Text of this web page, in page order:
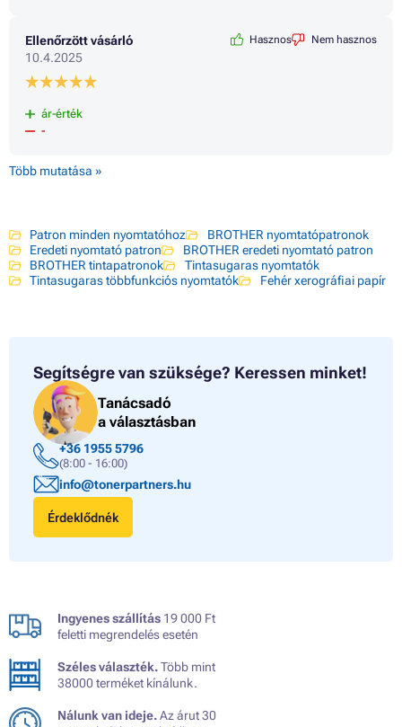
Ellenőrzött vásárló
10.4.2025
Hasznos Nem hasznos
ár-érték
-
Több mutatása »
Patron minden nyomtatóhoz
BROTHER nyomtatópatronok
Eredeti nyomtató patron
BROTHER eredeti nyomtató patron
BROTHER tintapatronok
Tintasugaras nyomtatók
Tintasugaras többfunkciós nyomtatók
Fehér xerográfiai papír
Segítségre van szüksége? Keressen minket!
Tanácsadó
a választásban
+36 1955 5796
(8:00 - 16:00)
info@tonerpartners.hu
Érdeklődnék
Ingyenes szállítás 19 000 Ft
feletti megrendelés esetén
Széles választék.Több mint
38000 terméket kínálunk.
Nálunk van ideje.Az árut 30